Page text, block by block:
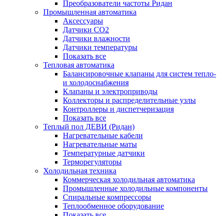
Преобразователи частоты Ридан
Промышленная автоматика
Аксессуары
Датчики CO2
Датчики влажности
Датчики температуры
Показать все
Тепловая автоматика
Балансировочные клапаны для систем тепло-
и холодоснабжения
Клапаны и электроприводы
Коллекторы и распределительные узлы
Контроллеры и диспетчеризация
Показать все
Теплый пол ДЕВИ (Ридан)
Нагревательные кабели
Нагревательные маты
Температурные датчики
Терморегуляторы
Холодильная техника
Коммерческая холодильная автоматика
Промышленные холодильные компоненты
Спиральные компрессоры
Теплообменное оборудование